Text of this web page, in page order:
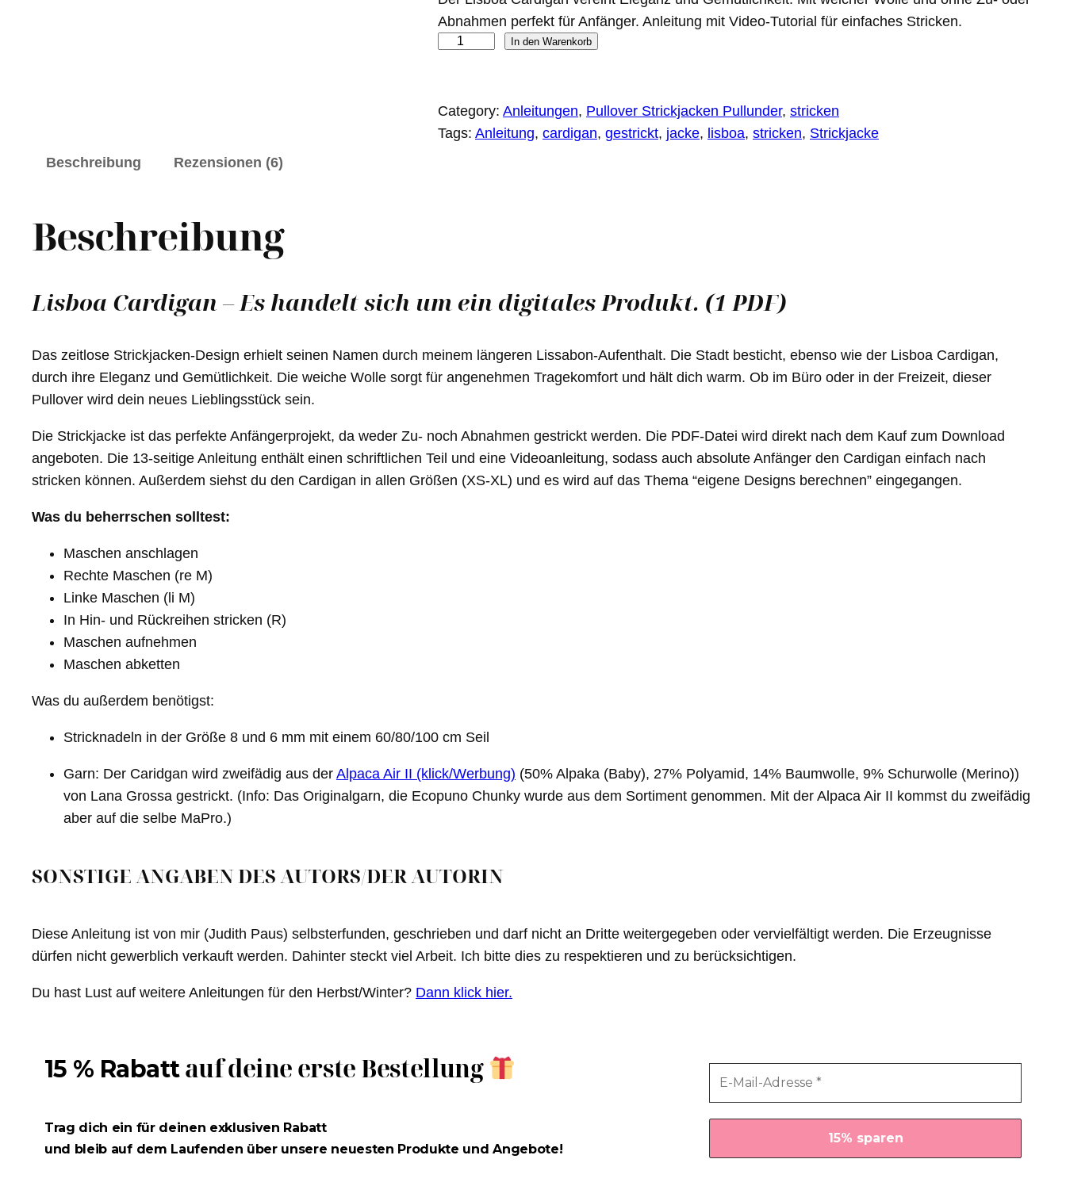
Kundenbew
ertungen
Abnahmen perfekt für Anfänger. Anleitung mit Video-Tutorial für einfaches Stricken.
b
o
a
M
e
e
In den Warenkorb
Category: Anleitungen, Pullover Strickjacken Pullunder, stricken
Tags: Anleitung, cardigan, gestrickt, jacke, lisboa, stricken, Strickjacke
Beschreibung
Rezensionen (6)
Beschreibung
Lisboa Cardigan – Es handelt sich um ein digitales Produkt. (1 PDF)
Das zeitlose Strickjacken-Design erhielt seinen Namen durch meinem längeren Lissabon-Aufenthalt. Die Stadt besticht, ebenso wie der Lisboa Cardigan,
durch ihre Eleganz und Gemütlichkeit. Die weiche Wolle sorgt für angenehmen Tragekomfort und hält dich warm. Ob im Büro oder in der Freizeit, dieser
Pullover wird dein neues Lieblingsstück sein.
Die Strickjacke ist das perfekte Anfängerprojekt, da weder Zu- noch Abnahmen gestrickt werden. Die PDF-Datei wird direkt nach dem Kauf zum Download
angeboten. Die 13-seitige Anleitung enthält einen schriftlichen Teil und eine Videoanleitung, sodass auch absolute Anfänger den Cardigan einfach nach
stricken können. Außerdem siehst du den Cardigan in allen Größen (XS-XL) und es wird auf das Thema “eigene Designs berechnen” eingegangen.
Was du beherrschen solltest:
Maschen anschlagen
Rechte Maschen (re M)
Linke Maschen (li M)
In Hin- und Rückreihen stricken (R)
Maschen aufnehmen
Maschen abketten
Was du außerdem benötigst:
Stricknadeln in der Größe 8 und 6 mm mit einem 60/80/100 cm Seil
Garn: Der Caridgan wird zweifädig aus der Alpaca Air II (klick/Werbung) (50% Alpaka (Baby), 27% Polyamid, 14% Baumwolle, 9% Schurwolle (Merino))
von Lana Grossa gestrickt. (Info: Das Originalgarn, die Ecopuno Chunky wurde aus dem Sortiment genommen. Mit der Alpaca Air II kommst du zweifädig
aber auf die selbe MaPro.)
SONSTIGE ANGABEN DES AUTORS/DER AUTORIN
Diese Anleitung ist von mir (Judith Paus) selbsterfunden, geschrieben und darf nicht an Dritte weitergegeben oder vervielfältigt werden. Die Erzeugnisse
dürfen nicht gewerblich verkauft werden. Dahinter steckt viel Arbeit. Ich bitte dies zu respektieren und zu berücksichtigen.
Du hast Lust auf weitere Anleitungen für den Herbst/Winter? Dann klick hier.
15 % Rabattauf deine erste Bestellung
Trag dich ein für deinen exklusiven Rabatt
und bleib auf dem Laufenden über unsere neuesten Produkte und Angebote!